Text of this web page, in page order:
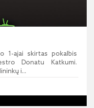
1-ajai skirtas pokalbis
Donatu Katkumi.
i...